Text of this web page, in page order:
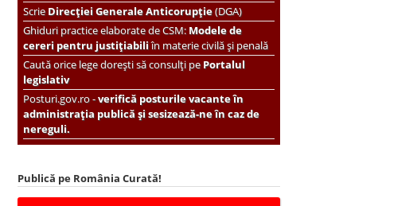
ScrieDirecției Generale Anticorupție(DGA)
Ghiduri practice elaborate de CSM: Modele de
cereri pentru justițiabiliîn materie civilă și penală
Caută orice lege dorești să consulți pePortalul
legislativ
Posturi.gov.ro -verifică posturile vacante în
administrația publică și sesizează-ne în caz de
nereguli.
Publică pe România Curată!